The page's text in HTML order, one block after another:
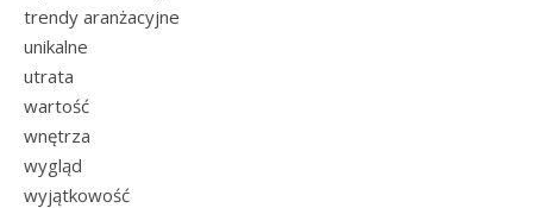
trendy aranżacyjne
unikalne
utrata
wartość
wnętrza
wygląd
wyjątkowość